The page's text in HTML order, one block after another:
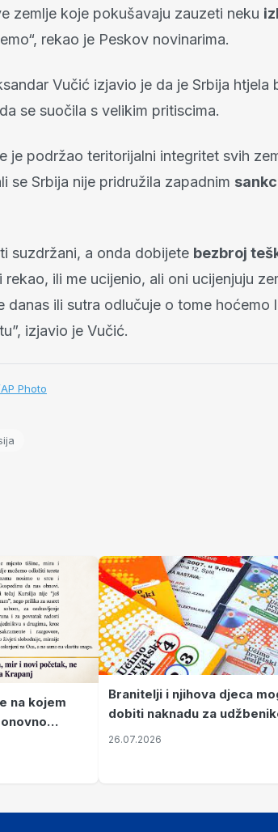
zemlje koje pokušavaju zauzeti neku
rekao je Peskov novinarima.
Vučić izjavio je da je Srbija htjela
se suočila s velikim pritiscima.
je podržao teritorijalni integritet svih
se Srbija nije pridružila zapadnim
suzdržani, a onda dobijete bezbroj
ili me ucijenio, ali oni ucijenjuju
danas ili sutra odlučuje o tome hoćemo
izjavio je Vučić.
Photo
na kojem
Branitelji i njihova djeca
dobiti naknadu za
zahtjevi se podnose do 31.
26.07.2026